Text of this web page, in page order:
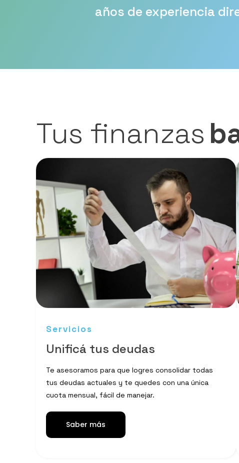
años de experiencia
Tus finanzas
Servicios
Unificá tus deudas
Te asesoramos para que logres consolidar todas
tus deudas actuales y te quedes con una única
cuota mensual, fácil de manejar.
Saber más